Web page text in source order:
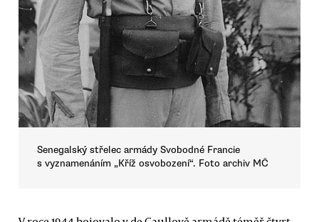
Senegalský střelec armády Svobodné Francie
s vyznamenáním „Kříž osvobození“. Foto archiv MČ